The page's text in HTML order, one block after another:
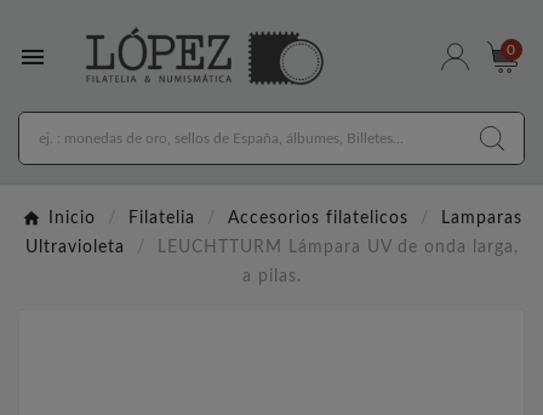
 0
Inicio Filatelia Accesorios filatelicos
Lamparas
Ultravioleta
LEUCHTTURM Lámpara UV de onda larga,
a pilas.